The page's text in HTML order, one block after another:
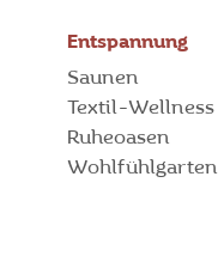
Entspannung
Saunen
Textil-Wellness
Ruheoasen
Wohlfühlgarten